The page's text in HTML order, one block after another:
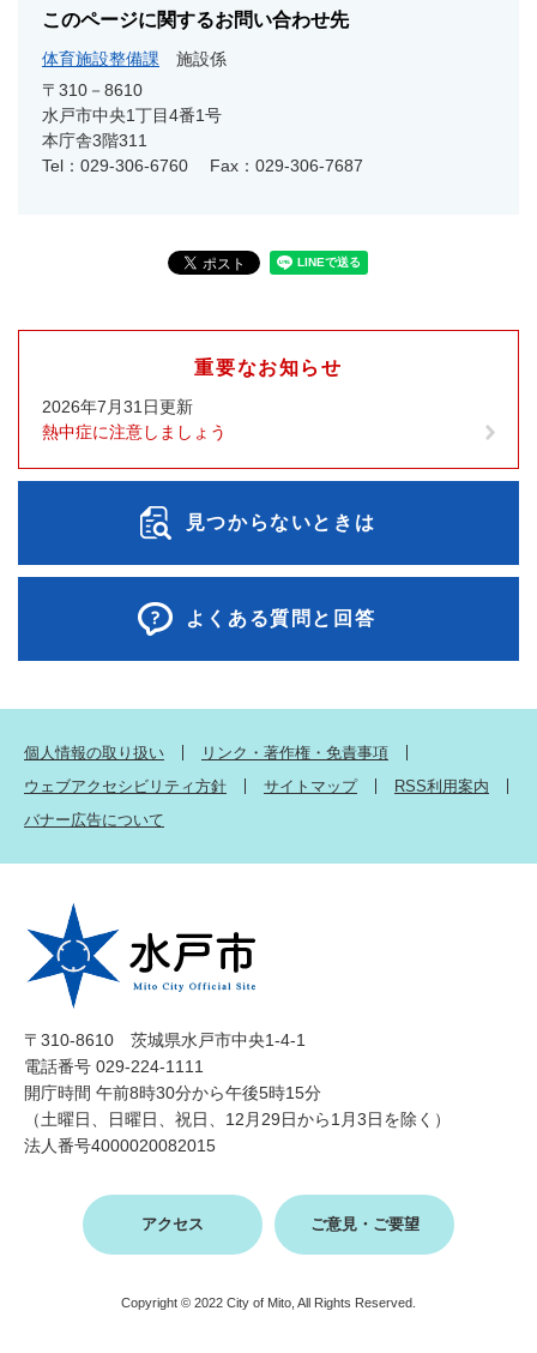
このページに関するお問い合わせ先
体育施設整備課
施設係
〒310－8610
水戸市中央1丁目4番1号
本庁舎3階311
Tel：029-306-6760
Fax：029-306-7687
重要なお知らせ
2026年7月31日更新
熱中症に注意しましょう
見つからないときは
よくある質問と回答
個人情報の取り扱い
リンク・著作権・免責事項
ウェブアクセシビリティ方針
サイトマップ
RSS利用案内
バナー広告について
〒310-8610 茨城県水戸市中央1-4-1
電話番号 029-224-1111
開庁時間 午前8時30分から午後5時15分
（土曜日、日曜日、祝日、12月29日から1月3日を除く）
法人番号4000020082015
アクセス ご意見・ご要望
Copyright © 2022 City of Mito, All Rights Reserved.